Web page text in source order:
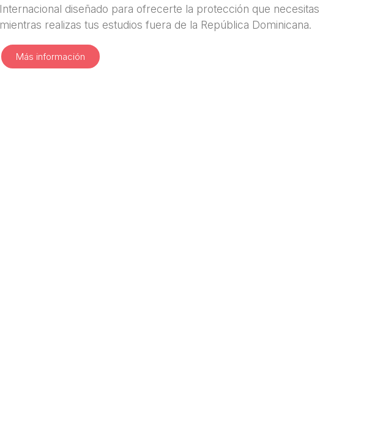
Internacional diseñado para ofrecerte la protección que necesitas
mientras realizas tus estudios fuera de la República Dominicana.
Más información